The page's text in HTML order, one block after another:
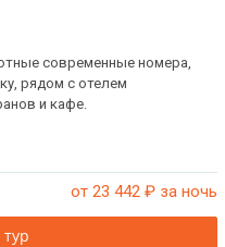
современные номера,
рядом с отелем
и кафе.
от 23 442 ₽ за ночь